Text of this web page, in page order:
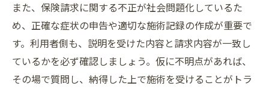
また、保険請求に関する不正が社会問題化しているた
め、正確な症状の申告や適切な施術記録の作成が重要で
す。利用者側も、説明を受けた内容と請求内容が一致し
ているかを必ず確認しましょう。仮に不明点があれば、
その場で質問し、納得した上で施術を受けることがトラ